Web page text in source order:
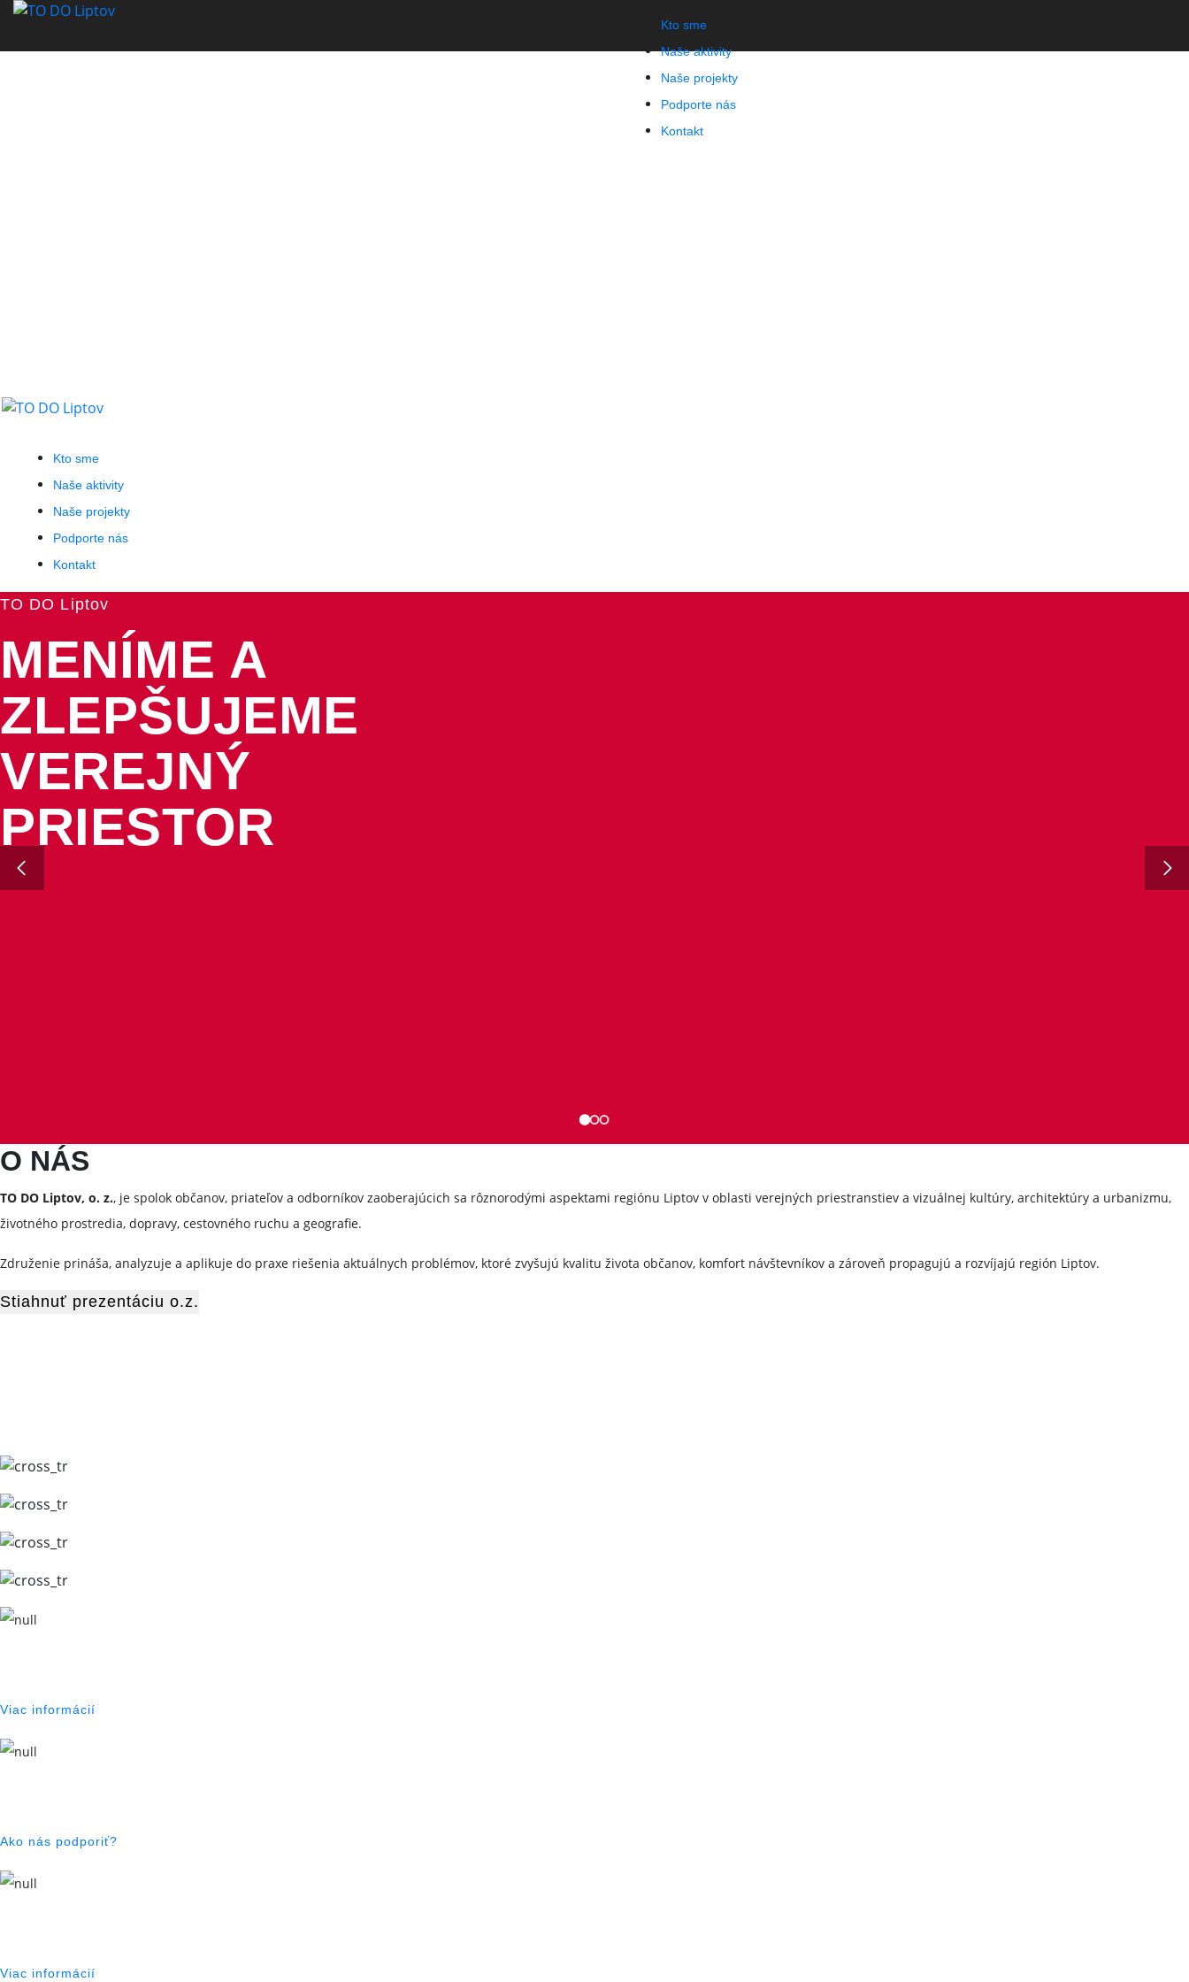
Kto sme
Naše aktivity
Naše projekty
Podporte nás
Kontakt
Kto sme
Naše aktivity
Naše projekty
Podporte nás
Kontakt
TO DO Liptov
MENÍME A
ZLEPŠUJEME
VEREJNÝ
PRIESTOR
O NÁS
TO DO Liptov, o. z., je spolok občanov, priateľov a odborníkov zaoberajúcich sa rôznorodými aspektami regiónu Liptov v oblasti verejných priestranstiev a vizuálnej kultúry, architektúry a urbanizmu,
životného prostredia, dopravy, cestovného ruchu a geografie.
Združenie prináša, analyzuje a aplikuje do praxe riešenia aktuálnych problémov, ktoré zvyšujú kvalitu života občanov, komfort návštevníkov a zároveň propagujú a rozvíjajú región Liptov.
Stiahnuť prezentáciu o.z.
Viac informácií
Ako nás podporiť?
Viac informácií